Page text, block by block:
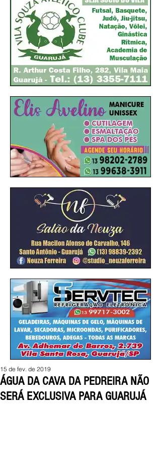
ÁGUA DA CAVA DA PEDREIRA NÃO
SERÁ EXCLUSIVA PARA GUARUJÁ
15 de fev. de 2019